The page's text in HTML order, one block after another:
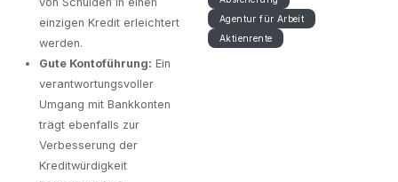
einzigen Kredit erleichtert
werden.
Gute Kontoführung: Ein
verantwortungsvoller
Umgang mit Bankkonten
trägt ebenfalls zur
Verbesserung der
Kreditwürdigkeit
Agentur für Arbeit
Aktienrente